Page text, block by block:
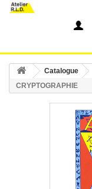
Catalogue
CRYPTOGRAPHIE